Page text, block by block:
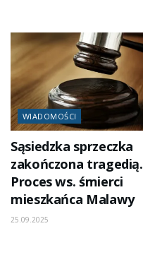
WIADOMOŚCI
Sąsiedzka sprzeczka
zakończona tragedią.
Proces ws. śmierci
mieszkańca Malawy
25.09.2025